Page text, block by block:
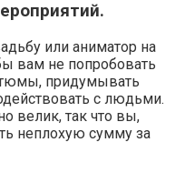
или аниматор на
вам не попробовать
придумывать
с людьми.
велик, так что вы,
неплохую сумму за